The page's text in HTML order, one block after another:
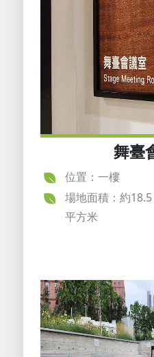
舞臺
位置：一樓
場地面積：約18.5
平方米